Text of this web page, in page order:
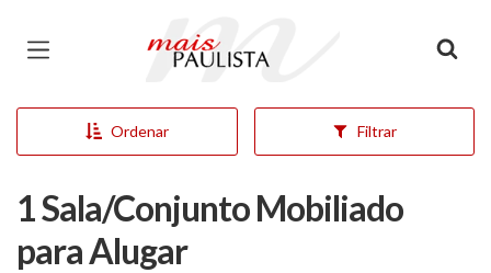
Página inicial
Ordenar Filtrar
1 Sala/Conjunto Mobiliado
para Alugar